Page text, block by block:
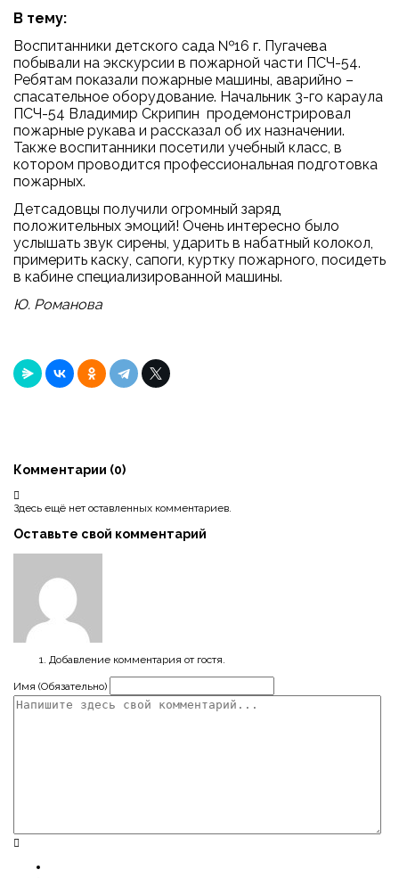
В тему:
Воспитанники детского сада №16 г. Пугачева
побывали на экскурсии в пожарной части ПСЧ-54.
Ребятам показали пожарные машины, аварийно –
спасательное оборудование. Начальник 3-го караула
ПСЧ-54 Владимир Скрипин продемонстрировал
пожарные рукава и рассказал об их назначении.
Также воспитанники посетили учебный класс, в
котором проводится профессиональная подготовка
пожарных.
Детсадовцы получили огромный заряд
положительных эмоций! Очень интересно было
услышать звук сирены, ударить в набатный колокол,
примерить каску, сапоги, куртку пожарного, посидеть
в кабине специализированной машины.
Ю. Романова
Комментарии (0)
Здесь ещё нет оставленных комментариев.
Оставьте свой комментарий
Добавление комментария от гостя.
Имя (Обязательно)